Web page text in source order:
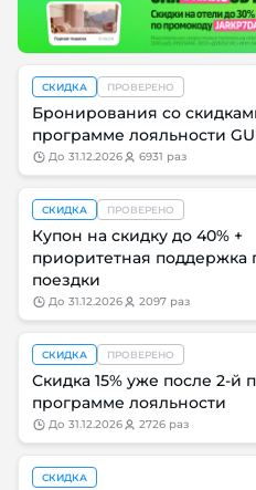
СКИДКА ПРОВЕРЕНО
Бронирования со
программе лояльности
до 31.12.2026 6931 раз
СКИДКА ПРОВЕРЕНО
Купон на скидку до 40% +
приоритетная поддержка
поездки
до 31.12.2026 2097 раз
СКИДКА ПРОВЕРЕНО
Скидка 15% уже после 2-й
программе лояльности
до 31.12.2026 2726 раз
СКИДКА